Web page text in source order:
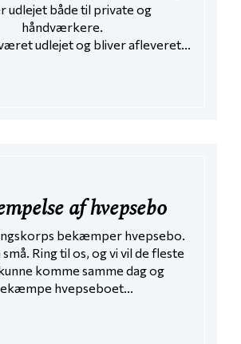
udlejet både til private og
håndværkere.
udlejet og bliver afleveret...
af hvepsebo
bekæmper hvepsebo.
Ring til os, og vi vil de fleste
komme samme dag og
hvepseboet...